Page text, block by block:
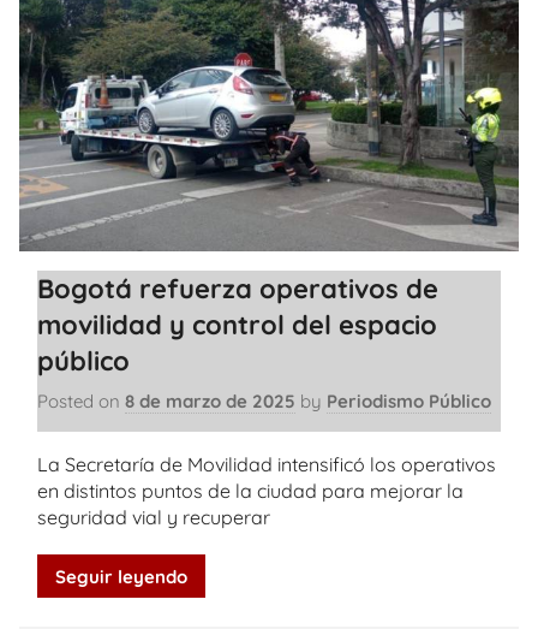
Bogotá refuerza operativos de
movilidad y control del espacio
público
Posted on 8 de marzo de 2025 by Periodismo Público
La Secretaría de Movilidad intensificó los operativos
en distintos puntos de la ciudad para mejorar la
seguridad vial y recuperar
Seguir leyendo